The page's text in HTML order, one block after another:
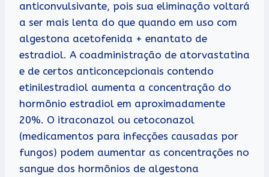
anticonvulsivante, pois sua eliminação voltará
a ser mais lenta do que quando em uso com
algestona acetofenida + enantato de
estradiol. A coadministração de atorvastatina
e de certos anticoncepcionais contendo
etinilestradiol aumenta a concentração do
hormônio estradiol em aproximadamente
20%. O itraconazol ou cetoconazol
(medicamentos para infecções causadas por
fungos) podem aumentar as concentrações no
sangue dos hormônios de algestona